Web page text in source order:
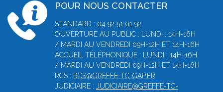
POUR NOUS CONTACTER
STANDARD : 04 92 51 01 92
OUVERTURE AU PUBLIC : LUNDI : 14H-16H
/ MARDI AU VENDREDI 09H-12H ET 14H-16H
ACCUEIL TÉLÉPHONIQUE : LUNDI : 14H-16H
/ MARDI AU VENDREDI 09H-12H ET 14H-16H
RCS : RCS@GREFFE-TC-GAP.FR
JUDICIAIRE : JUDICIAIRE@GREFFE-TC-